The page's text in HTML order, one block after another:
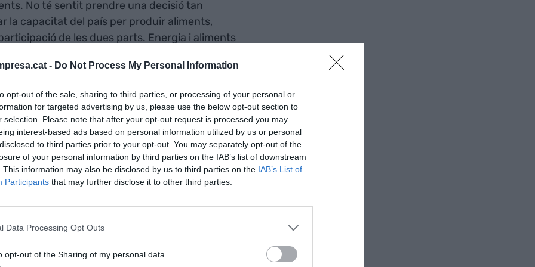
- Do Not Process My Personal Information
opt-out of the sale, sharing to third parties, or processing of your personal or
for targeted advertising by us, please use the below opt-out section to
selection. Please note that after your opt-out request is processed you may
interest-based ads based on personal information utilized by us or personal
to third parties prior to your opt-out. You may separately opt-out of the
of your personal information by third parties on the IAB’s list of downstream
This information may also be disclosed by us to third parties on the IAB’s List of
Participants that may further disclose it to other third parties.
Data Processing Opt Outs
opt-out of the Sharing of my personal data.
No té sentit prendre una decisió tan
la capacitat del país per produir aliments,
de les dues parts. Energia i aliments
de tenir aquest doble punt de vista. Actuar de
manera a la qual el sector agrari està massa
una manera diferent d’actuar.
sense aliments
de separar agricultura i medi ambient.